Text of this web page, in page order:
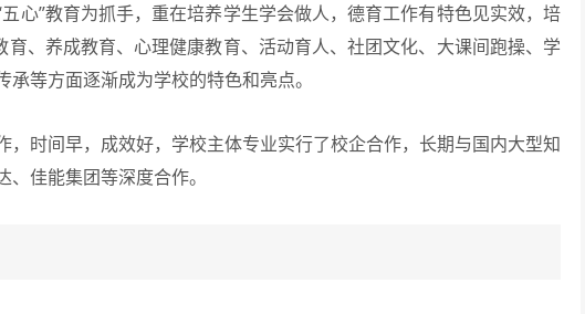
心”教育为抓手，重在培养学生学会做人，德育工作有特色见实效，培
育、养成教育、心理健康教育、活动育人、社团文化、大课间跑操、学
等方面逐渐成为学校的特色和亮点。
时间早，成效好，学校主体专业实行了校企合作，长期与国内大型知
佳能集团等深度合作。